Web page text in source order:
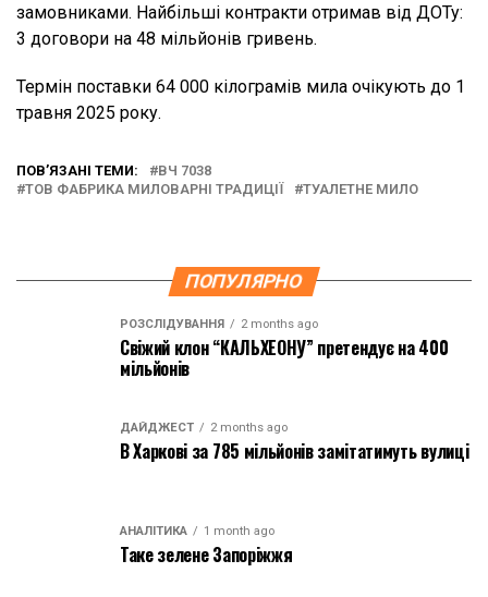
замовниками. Найбільші контракти отримав від ДОТу:
3 договори на 48 мільйонів гривень.
Термін поставки 64 000 кілограмів мила очікують до 1
травня 2025 року.
ПОВ’ЯЗАНІ ТЕМИ:
ВЧ 7038
ТОВ ФАБРИКА МИЛОВАРНІ ТРАДИЦІЇ
ТУАЛЕТНЕ МИЛО
ПОПУЛЯРНО
РОЗСЛІДУВАННЯ 2 months ago
Свіжий клон “КАЛЬХЕОНУ” претендує на 400
мільйонів
ДАЙДЖЕСТ 2 months ago
В Харкові за 785 мільйонів замітатимуть вулиці
АНАЛІТИКА 1 month ago
Таке зелене Запоріжжя